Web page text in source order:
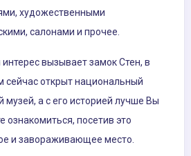
художественными
салонами и прочее.
вызывает замок Стен, в
сейчас открыт национальный
музей, а с его историей лучше Вы
ознакомиться, посетив это
и завораживающее место.